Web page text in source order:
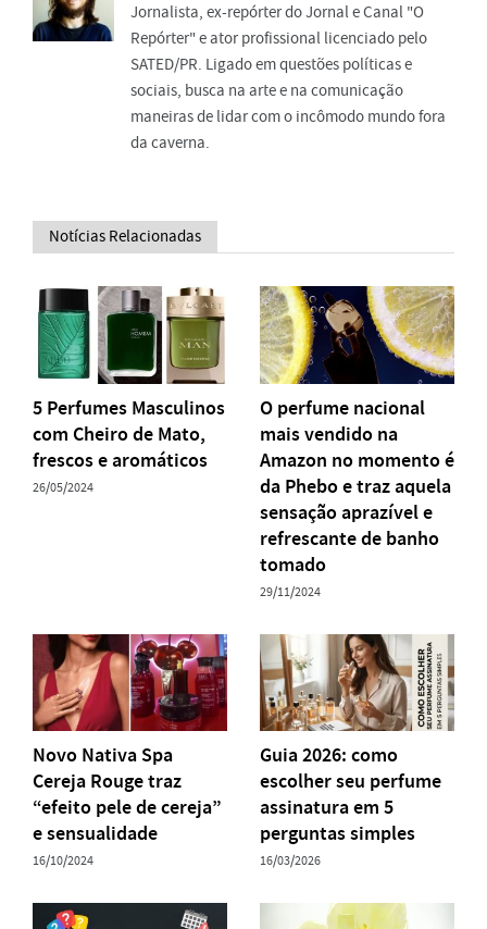
Jornalista, ex-repórter do Jornal e Canal "O
Repórter" e ator profissional licenciado pelo
SATED/PR. Ligado em questões políticas e
sociais, busca na arte e na comunicação
maneiras de lidar com o incômodo mundo fora
da caverna.
Notícias Relacionadas
5 Perfumes Masculinos
com Cheiro de Mato,
frescos e aromáticos
26/05/2024
O perfume nacional
mais vendido na
Amazon no momento é
da Phebo e traz aquela
sensação aprazível e
refrescante de banho
tomado
29/11/2024
Novo Nativa Spa
Cereja Rouge traz
“efeito pele de cereja”
e sensualidade
16/10/2024
Guia 2026: como
escolher seu perfume
assinatura em 5
perguntas simples
16/03/2026